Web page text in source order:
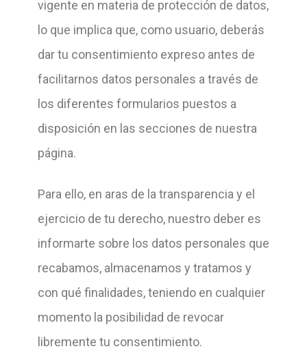
vigente en materia de protección de datos,
lo que implica que, como usuario, deberás
dar tu consentimiento expreso antes de
facilitarnos datos personales a través de
los diferentes formularios puestos a
disposición en las secciones de nuestra
página.
Para ello, en aras de la transparencia y el
ejercicio de tu derecho, nuestro deber es
informarte sobre los datos personales que
recabamos, almacenamos y tratamos y
con qué finalidades, teniendo en cualquier
momento la posibilidad de revocar
libremente tu consentimiento.